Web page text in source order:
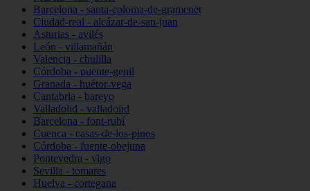
Barcelona - santa-coloma-de-gramenet
Ciudad-real - alcázar-de-san-juan
Asturias - avilés
León - villamañán
Valencia - chulilla
Córdoba - puente-genil
Granada - huétor-vega
Cantabria - bareyo
Valladolid - valladolid
Barcelona - font-rubí
Cuenca - casas-de-los-pinos
Córdoba - fuente-obejuna
Pontevedra - vigo
Sevilla - tomares
Huelva - cortegana